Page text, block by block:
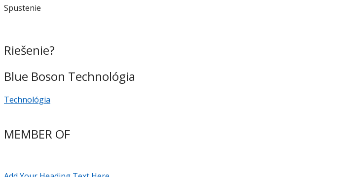
Spustenie
Riešenie?
Blue Boson Technológia
Technológia
MEMBER OF